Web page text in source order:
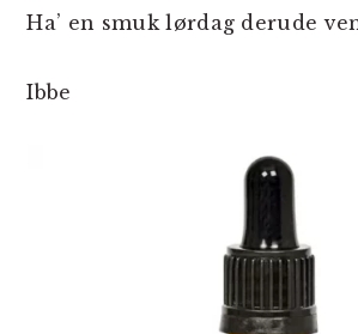
Ha’ en smuk lørdag derude
Ibbe